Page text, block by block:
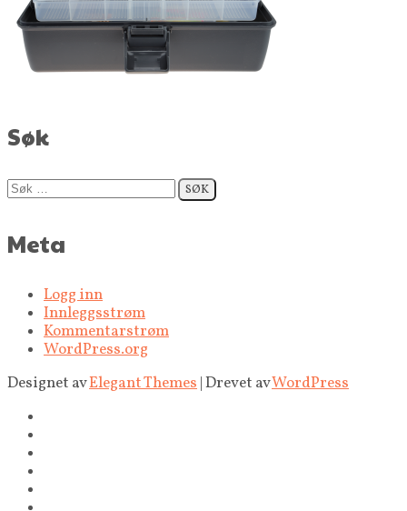
Søk
Søk
etter:
Meta
Logg inn
Innleggsstrøm
Kommentarstrøm
WordPress.org
Designet avElegant Themes | Drevet avWordPress